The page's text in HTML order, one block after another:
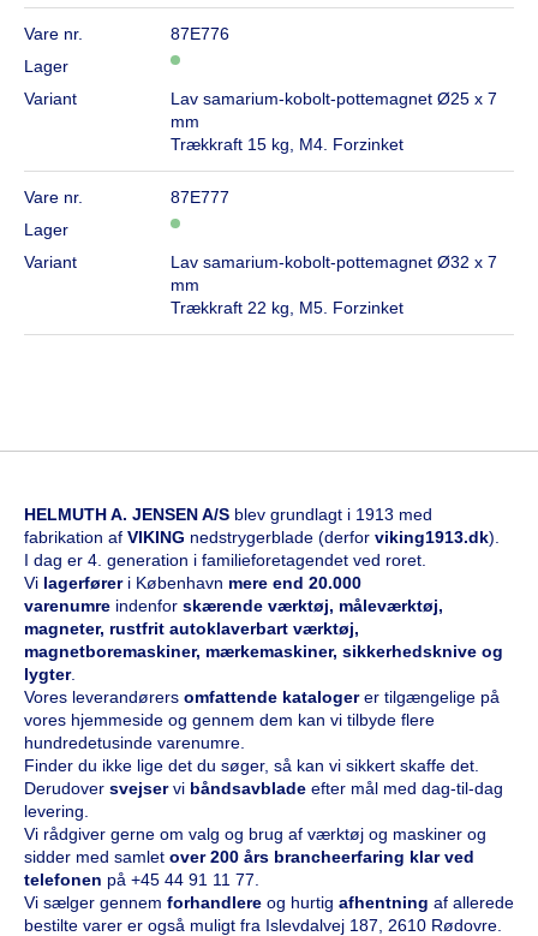
Vare nr.
87E776
Lager
Variant
Lav samarium-kobolt-pottemagnet Ø25 x 7
mm
Trækkraft 15 kg, M4. Forzinket
Vare nr.
87E777
Lager
Variant
Lav samarium-kobolt-pottemagnet Ø32 x 7
mm
Trækkraft 22 kg, M5. Forzinket
HELMUTH A. JENSEN A/S blev grundlagt i 1913 med
fabrikation af VIKING nedstrygerblade (derfor viking1913.dk).
I dag er 4. generation i familieforetagendet ved roret.
Vi lagerfører i København mere end 20.000
varenumre indenfor skærende værktøj, måleværktøj,
magneter, rustfrit autoklaverbart værktøj,
magnetboremaskiner, mærkemaskiner, sikkerhedsknive og
lygter.
Vores leverandørers omfattende katalogerer tilgængelige på
vores hjemmeside og gennem dem kan vi tilbyde flere
hundredetusinde varenumre.
Finder du ikke lige det du søger, så kan vi sikkert skaffe det.
Derudover svejservi båndsavblade efter mål med dag-til-dag
levering.
Vi rådgiver gerne om valg og brug af værktøj og maskiner og
sidder med samlet over 200 års brancheerfaring klar ved
telefonen på +45 44 91 11 77
Vi sælger gennem forhandlere og hurtig afhentning af allerede
bestilte varer er også muligt fra Islevdalvej 187, 2610 Rødovre.